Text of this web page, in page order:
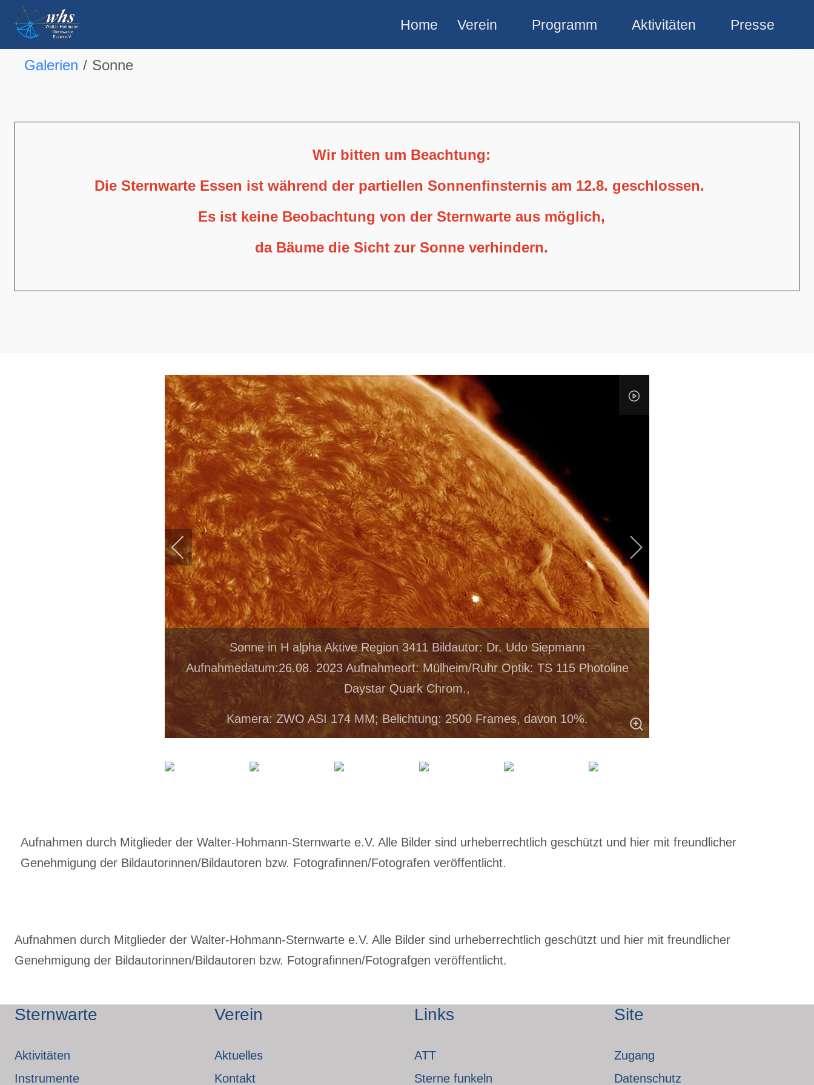
Home Verein Programm Aktivitäten Presse
Galerien Sonne
Wir bitten um Beachtung:
Die Sternwarte Essen ist während der partiellen Sonnenfinsternis am 12.8. geschlossen.
Es ist keine Beobachtung von der Sternwarte aus möglich,
da Bäume die Sicht zur Sonne verhindern.
Sonne in H alpha Aktive Region 3411 Bildautor: Dr. Udo Siepmann
Aufnahmedatum:26.08. 2023 Aufnahmeort: Mülheim/Ruhr Optik: TS 115 Photoline
Daystar Quark Chrom.,
Kamera: ZWO ASI 174 MM; Belichtung: 2500 Frames, davon 10%.
Aufnahmen durch Mitglieder der Walter-Hohmann-Sternwarte e.V. Alle Bilder sind urheberrechtlich geschützt und hier mit freundlicher
Genehmigung der Bildautorinnen/Bildautoren bzw. Fotografinnen/Fotografen veröffentlicht.
Aufnahmen durch Mitglieder der Walter-Hohmann-Sternwarte e.V. Alle Bilder sind urheberrechtlich geschützt und hier mit freundlicher
Genehmigung der Bildautorinnen/Bildautoren bzw. Fotografinnen/Fotografgen veröffentlicht.
Sternwarte
Aktivitäten
Instrumente
Verein
Aktuelles
Kontakt
Links
ATT
Sterne funkeln
Site
Zugang
Datenschutz